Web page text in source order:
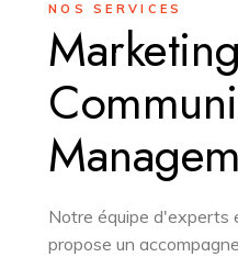
NOS SERVICES
Notre équipe d'experts
propose un